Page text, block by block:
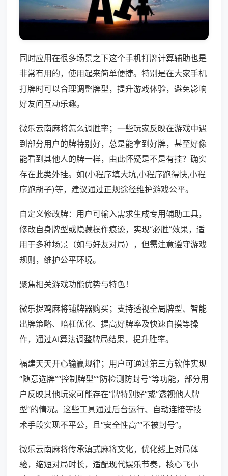
同时应用在很多场景之下这个手机打牌计算辅助也是
非常有用的，使用起来简单便捷。特别是在大家手机
打牌时可以合理调整牌型，提升游戏体验，避免影响
好友间互动乐趣。
微乐云南麻将怎么调胜率；一些玩家反映在游戏中遇
到部分用户的牌特别好，总是能拿到好牌，甚至好像
能看到其他人的牌一样，由此怀疑是不是有挂？确实
存在此类外挂。如(小程序填大坑,小程序跑得快,小程
序跑胡子)等，建议通过正规途径维护游戏公平。
自定义修改牌：用户可输入需求生成专用辅助工具，
修改自身牌型或隐藏操作痕迹，实现“必胜”效果，适
用于多种场景（如与好友对局），但需注意遵守游戏
规则，维护公平环境。
聚焦相关游戏功能优势与特色！
微乐捉鸡麻将铺牌器购买；支持透视全局牌型、智能
出牌策略、暗杠优化、提高好牌率及快速自摸等操
作，通过AI算法调整牌局结果，提升胜率。
福建天天开心输赢规律；用户可通过第三方软件实现
“随意选牌”“控制牌型”“防检测防封号”等功能，部分用
户反映其他玩家可能存在“牌特别好”或“透视他人牌
型”的情况。这些工具通过后台运行、自动连接等技
术手段实现不平公，且“安全性高”“不被封号”。
微乐云南麻将传承滇式麻将文化，优化线上对局体
验，缩短对局时长，适配现代娱乐节奏，核心飞小